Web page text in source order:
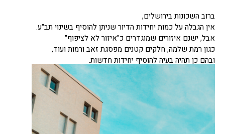
ברוב השכונות בירושלים,
אין הגבלה על כמות יחידות הדיור שניתן להוסיף בשינוי תב"ע.
אבל, ישנם איזורים שמוגדרים כ"איזור לא לציפוף"
כגון רמת שלמה, חלקים קטנים מפסגת זאב ורמות ועוד,
ובהם כן תהיה בעיה להוסיף יחידות חדשות.
לכן, דבר ראשון נבדוק האם המדיניות באזור מאפשרת זאת.